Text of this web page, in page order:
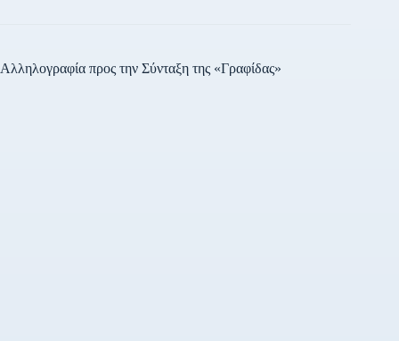
Αλληλογραφία προς την Σύνταξη της «Γραφίδας»